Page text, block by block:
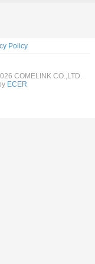
Policy
COMELINK CO.,LTD.
ECER